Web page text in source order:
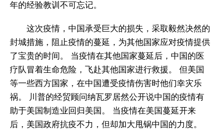
年的经验教训不可忘记。
这次疫情，中国承受巨大的损失，采取毅然决然的
封城措施，阻止疫情的蔓延，为其他国家应对疫情提供
了宝贵的时间。 当疫情在其他国家蔓延后，中国的医
疗队冒着生命危险，飞赴其他国家进行救援。 但美国
等一些西方国家，在中国遭受疫情伤害时他们幸灾乐
祸。 川普的经贸顾问纳瓦罗居然公开说中国的疫情有
助于美国制造业回归美国。 当疫情在美国蔓延开来
后，美国政府抗疫不力，但却加大甩锅中国的力度。